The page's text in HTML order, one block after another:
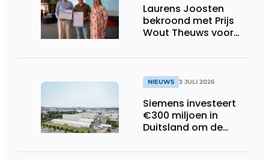
Laurens Joosten
bekroond met Prijs
Wout Theuws voor
NIEUWS 3 JULI 2026
Siemens investeert
€300 miljoen in
Duitsland om de